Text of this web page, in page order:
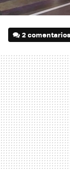
2 comentarios